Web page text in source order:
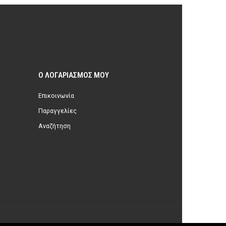
Ο ΛΟΓΑΡΙΑΣΜΌΣ ΜΟΥ
Επικοινωνία
Παραγγελίες
Αναζήτηση